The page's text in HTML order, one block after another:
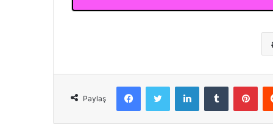
Paylaş
FacebookTwitter LinkedInTumblr